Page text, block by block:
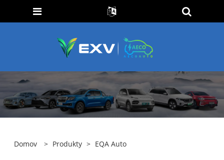
Domov > Produkty > EQA Auto